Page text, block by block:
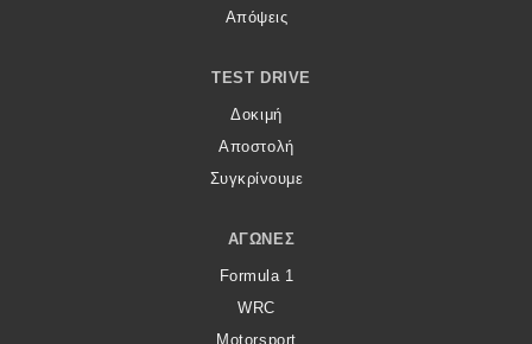
Απόψεις
TEST DRIVE
Δοκιμή
Αποστολή
Συγκρίνουμε
ΑΓΏΝΕΣ
Formula 1
WRC
Motorsport